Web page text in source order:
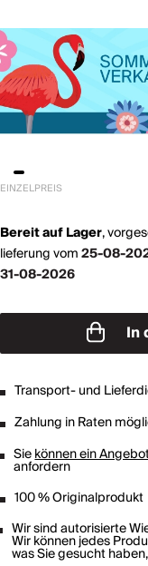
EINZELPREIS
Bereit auf Lager,
lieferung vom25-08-
31-08-2026
In
Transport- und
Zahlung in Raten
Siekönnen ein
anfordern
100 % Originalprodukt
Wir sind autorisierte
Wir können jedes
was Sie gesucht